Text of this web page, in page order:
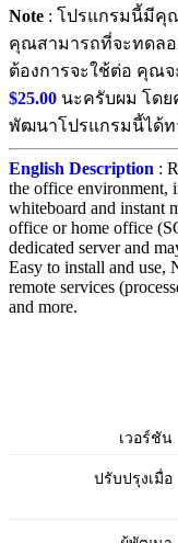
Note : โปรแกรมนี้มีคุ
คุณสามารถที่จะทดล
ต้องการจะใช้ต่อ คุณจ
$25.00 นะครับผม โด
พัฒนาโปรแกรมนี้ได้ท
English Description :
the office environment,
whiteboard and instant
office or home office
dedicated server and
Easy to install and use,
remote services
and more.
เวอร์ชัน
ปรับปรุงเมื่อ